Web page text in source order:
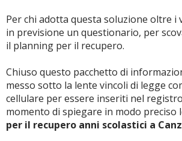
Per chi adotta questa soluzione oltre i
in previsione un questionario, per
il planning per il recupero.
Chiuso questo pacchetto di
messo sotto la lente vincoli di legge
cellulare per essere inseriti nel
momento di spiegare in modo preciso
per il recupero anni scolastici a